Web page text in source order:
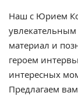
Наш с Юрием
материал и
героем
интересных
Предлагаем